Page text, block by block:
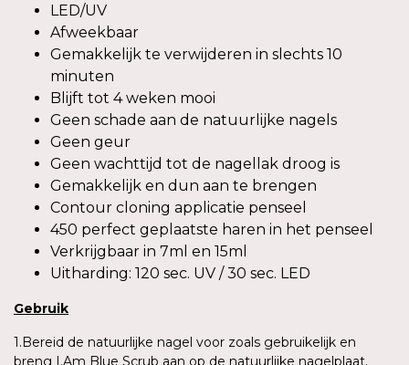
LED/UV
Afweekbaar
Gemakkelijk te verwijderen in slechts 10
minuten
Blijft tot 4 weken mooi
Geen schade aan de natuurlijke nagels
Geen geur
Geen wachttijd tot de nagellak droog is
Gemakkelijk en dun aan te brengen
Contour cloning applicatie penseel
450 perfect geplaatste haren in het penseel
Verkrijgbaar in 7ml en 15ml
Uitharding: 120 sec. UV / 30 sec. LED
Gebruik
1.Bereid de natuurlijke nagel voor zoals gebruikelijk en
breng I.Am Blue Scrub aan op de natuurlijke nagelplaat.